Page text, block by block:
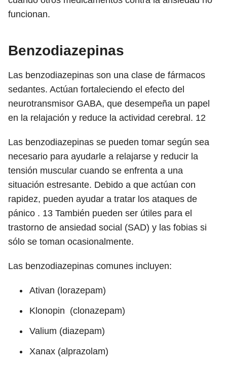
funcionan.
Benzodiazepinas
Las benzodiazepinas son una clase de fármacos
sedantes. Actúan fortaleciendo el efecto del
neurotransmisor GABA, que desempeña un papel
en la relajación y reduce la actividad cerebral. 12
Las benzodiazepinas se pueden tomar según sea
necesario para ayudarle a relajarse y reducir la
tensión muscular cuando se enfrenta a una
situación estresante. Debido a que actúan con
rapidez, pueden ayudar a tratar los ataques de
pánico . 13 También pueden ser útiles para el
trastorno de ansiedad social (SAD) y las fobias si
sólo se toman ocasionalmente.
Las benzodiazepinas comunes incluyen:
Ativan (lorazepam)
Klonopin (clonazepam)
Valium (diazepam)
Xanax (alprazolam)